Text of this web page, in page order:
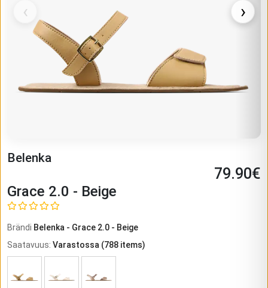
‹ ›
Belenka
79.90€
Grace 2.0 - Beige
Brändi Belenka - Grace 2.0 - Beige
Saatavuus: Varastossa (788 items)